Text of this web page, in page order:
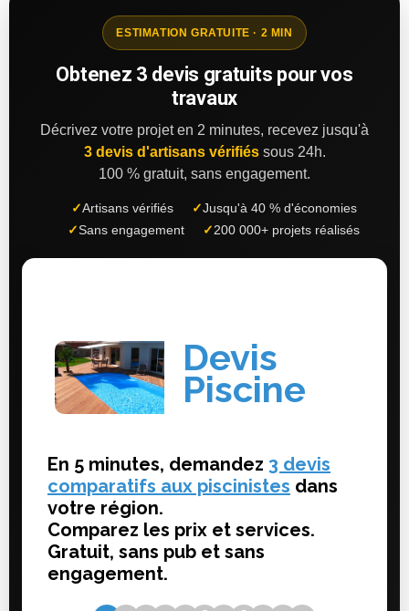
ESTIMATION GRATUITE · 2 MIN
Obtenez 3 devis gratuits pour vos
travaux
Décrivez votre projet en 2 minutes, recevez jusqu'à
3 devis d'artisans vérifiéssous 24h.
100 % gratuit, sans engagement.
✓Artisans vérifiés ✓Jusqu'à 40 % d'économies
✓Sans engagement ✓200 000+ projets réalisés